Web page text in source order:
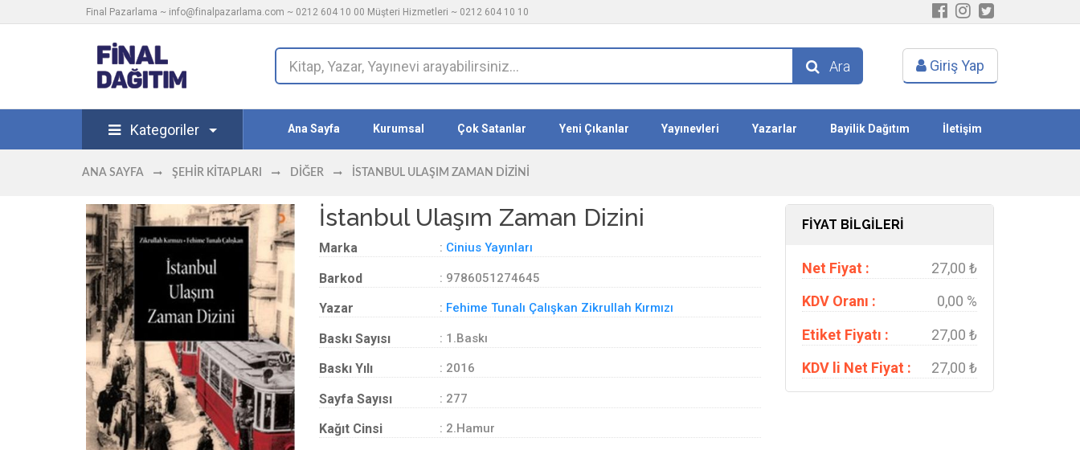
Final Pazarlama ~ info@finalpazarlama.com ~ 0212 604 10 00 Müşteri Hizmetleri ~ 0212 604 10 10
Ara Giriş Yap
Kategoriler Ana Sayfa Kurumsal Çok Satanlar Yeni Çıkanlar Yayınevleri Yazarlar Bayilik Dağıtım İletişim
ANA SAYFA ŞEHIR KITAPLARI DIĞER İSTANBUL ULAŞIM ZAMAN DIZINI
İstanbul Ulaşım Zaman Dizini
Marka : Cinius Yayınları
Barkod : 9786051274645
Yazar : Fehime Tunalı Çalışkan Zikrullah Kırmızı
Baskı Sayısı : 1.Baskı
Baskı Yılı : 2016
Sayfa Sayısı : 277
Kağıt Cinsi : 2.Hamur
FİYAT BİLGİLERİ
Net Fiyat :
27,00 ₺
KDV Oranı :
0,00 %
Etiket Fiyatı :
27,00 ₺
KDV li Net Fiyat :
27,00 ₺